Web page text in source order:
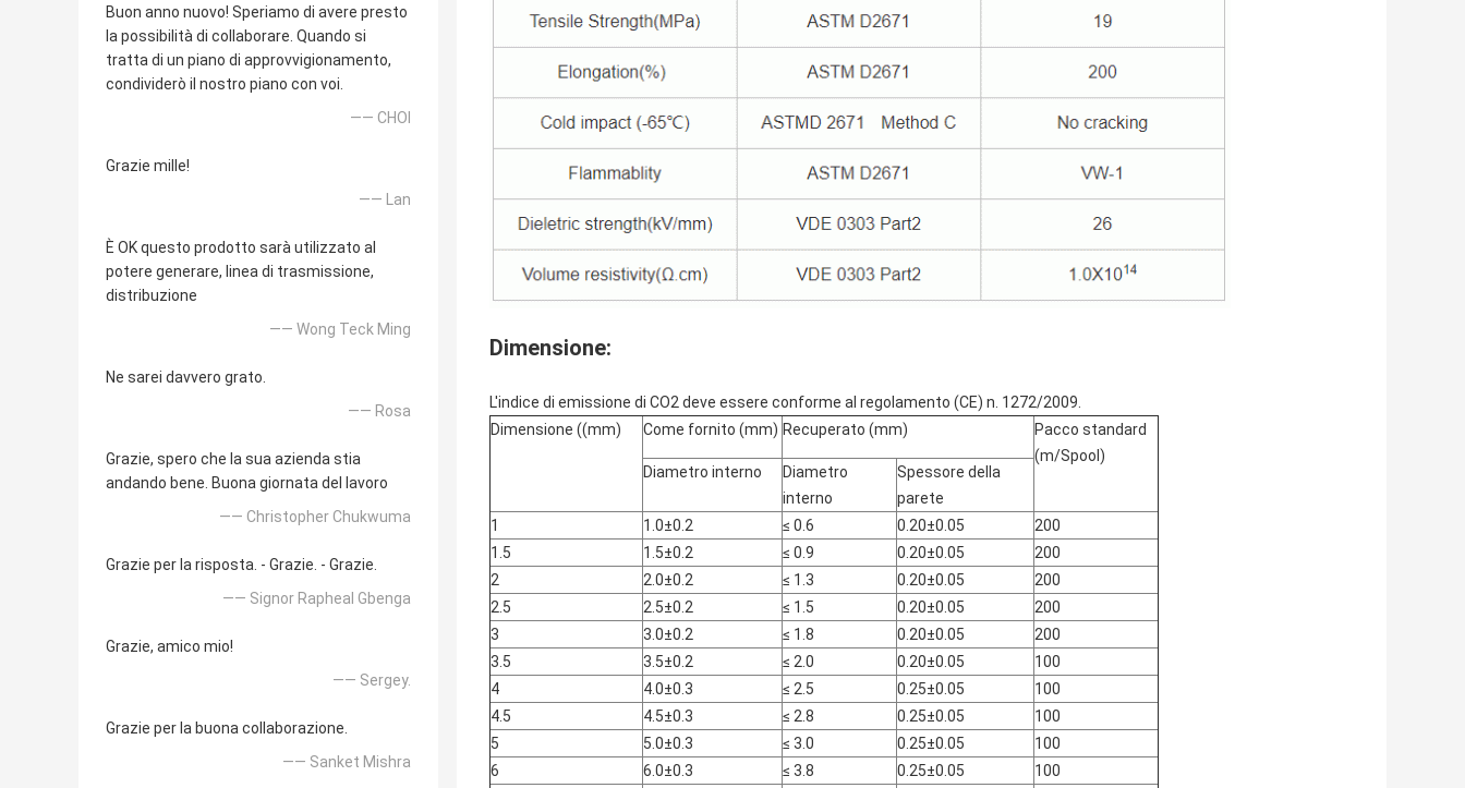
Buon anno nuovo! Speriamo di avere presto
la possibilità di collaborare. Quando si
tratta di un piano di approvvigionamento,
condividerò il nostro piano con voi.
—— CHOI
Grazie mille!
—— Lan
È OK questo prodotto sarà utilizzato al
potere generare, linea di trasmissione,
distribuzione
—— Wong Teck Ming
Ne sarei davvero grato.
—— Rosa
Grazie, spero che la sua azienda stia
andando bene. Buona giornata del lavoro
—— Christopher Chukwuma
Grazie per la risposta. - Grazie. - Grazie.
—— Signor Rapheal Gbenga
Grazie, amico mio!
—— Sergey.
Grazie per la buona collaborazione.
—— Sanket Mishra
Dimensione:
L'indice di emissione di CO2 deve essere conforme al regolamento (CE) n. 1272/2009.
Dimensione ((mm)
Come fornito (mm) Recuperato (mm)
Pacco standard
(m/Spool)
Diametro interno
Diametro
interno
Spessore della
parete
1
1.0±0.2 ≤ 0.6 0.20±0.05
200
1.5
1.5±0.2 ≤ 0.9 0.20±0.05
200
2
2.0±0.2 ≤ 1.3 0.20±0.05
200
2.5
2.5±0.2 ≤ 1.5 0.20±0.05
200
3
3.0±0.2 ≤ 1.8 0.20±0.05
200
3.5
3.5±0.2 ≤ 2.0 0.20±0.05
100
4
4.0±0.3 ≤ 2.5 0.25±0.05
100
4.5
4.5±0.3 ≤ 2.8 0.25±0.05
100
5
5.0±0.3 ≤ 3.0 0.25±0.05
100
6
6.0±0.3 ≤ 3.8 0.25±0.05
100